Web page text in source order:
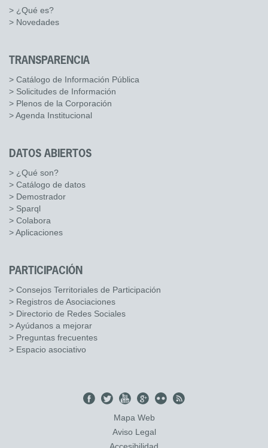
> ¿Qué es?
> Novedades
TRANSPARENCIA
> Catálogo de Información Pública
> Solicitudes de Información
> Plenos de la Corporación
> Agenda Institucional
DATOS ABIERTOS
> ¿Qué son?
> Catálogo de datos
> Demostrador
> Sparql
> Colabora
> Aplicaciones
PARTICIPACIÓN
> Consejos Territoriales de Participación
> Registros de Asociaciones
> Directorio de Redes Sociales
> Ayúdanos a mejorar
> Preguntas frecuentes
> Espacio asociativo
Mapa Web
Aviso Legal